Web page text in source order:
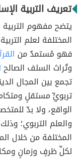
تعريف التربية
يتضح مفهوم
المختلفة لعلم
فهو مُستمدٌ من
وتُراث السلف الصالح
تجمع بين المجال
تربويٍّ مستقلٍ
الواقع، ولا بدّ
والعلم التربوي؛
المختلفة من خلال
لكلِّ ظرفٍ وزمانٍ